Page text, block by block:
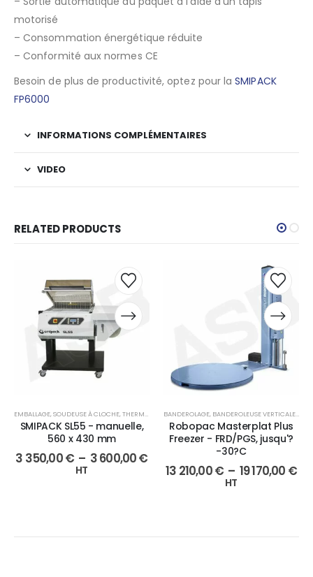
motorisé
– Consommation énergétique réduite
– Conformité aux normes CE
Besoin de plus de productivité, optez pour laSMIPACK
FP6000
INFORMATIONS COMPLÉMENTAIRES
VIDEO
RELATED PRODUCTS
EMBALLAGE,SOUDEUSE À CLOCHE,THERMO-RÉTRACTABLE
SMIPACK SL55 - manuelle,
560 x 430 mm
3 350,00€ – 3 600,00€
HT
BANDEROLAGE, BANDEROLEUSE VERTICALE,
Robopac Masterplat Plus
Freezer - FRD/PGS, jusqu'?
-30?C
13 210,00€ – 19 170,00 €
HT